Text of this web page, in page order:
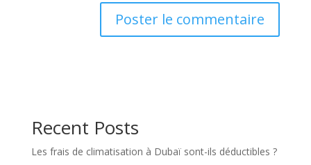
Recent Posts
Les frais de climatisation à Dubaï sont-ils déductibles ?